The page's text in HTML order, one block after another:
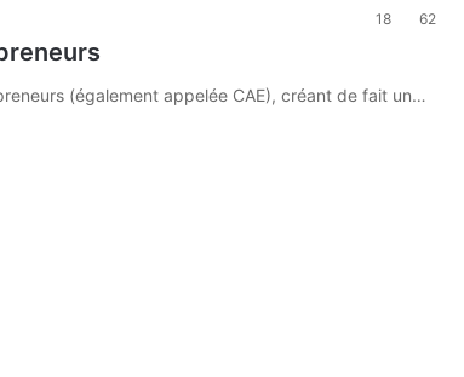
18 62
(également appelée CAE), créant de fait un…